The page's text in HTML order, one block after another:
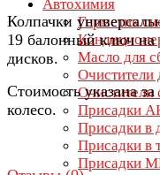
Автохимия
Герметик
Масло для
Очистители
Очистители
Присадки
Присадки в
Присадки в
Присадки
Колпачки
19 балонный ключ на
дисков.
Стоимость указана
колесо.